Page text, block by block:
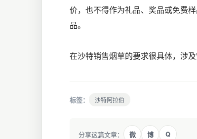
价，也不得作为礼品、奖品或免费
品。
在沙特销售烟草的要求很具体，涉
标签： 沙特阿拉伯
分享这篇文章： 微 博 Q